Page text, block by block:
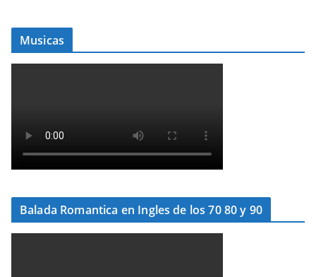
Musicas
Balada Romantica en Ingles de los 70 80 y 90